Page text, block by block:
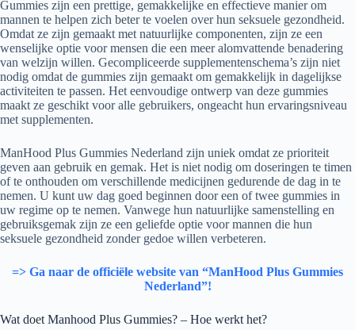
Gummies zijn een prettige, gemakkelijke en effectieve manier om
mannen te helpen zich beter te voelen over hun seksuele gezondheid.
Omdat ze zijn gemaakt met natuurlijke componenten, zijn ze een
wenselijke optie voor mensen die een meer alomvattende benadering
van welzijn willen. Gecompliceerde supplementenschema’s zijn niet
nodig omdat de gummies zijn gemaakt om gemakkelijk in dagelijkse
activiteiten te passen. Het eenvoudige ontwerp van deze gummies
maakt ze geschikt voor alle gebruikers, ongeacht hun ervaringsniveau
met supplementen.
ManHood Plus Gummies Nederland zijn uniek omdat ze prioriteit
geven aan gebruik en gemak. Het is niet nodig om doseringen te timen
of te onthouden om verschillende medicijnen gedurende de dag in te
nemen. U kunt uw dag goed beginnen door een of twee gummies in
uw regime op te nemen. Vanwege hun natuurlijke samenstelling en
gebruiksgemak zijn ze een geliefde optie voor mannen die hun
seksuele gezondheid zonder gedoe willen verbeteren.
=> Ga naar de officiële website van “ManHood Plus Gummies
Nederland”!
Wat doet Manhood Plus Gummies? – Hoe werkt het?